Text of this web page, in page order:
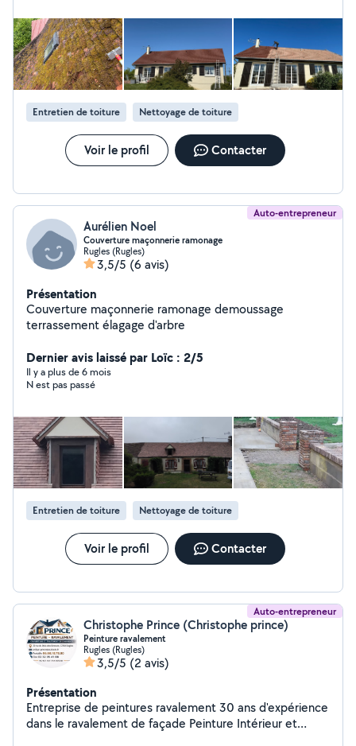
Entretien de toiture Nettoyage de toiture
Voir le profil Contacter
Auto-entrepreneur
Aurélien Noel
Couverture maçonnerie ramonage
Rugles (Rugles)
3,5/5 (6 avis)
Présentation
Couverture maçonnerie ramonage demoussage
terrassement élagage d'arbre
Dernier avis laissé par Loïc : 2/5
Il y a plus de 6 mois
N est pas passé
Entretien de toiture Nettoyage de toiture
Voir le profil Contacter
Auto-entrepreneur
Christophe Prince (Christophe prince)
Peinture ravalement
Rugles (Rugles)
3,5/5 (2 avis)
Présentation
Entreprise de peintures ravalement 30 ans d'expérience
dans le ravalement de façade Peinture Intérieur et